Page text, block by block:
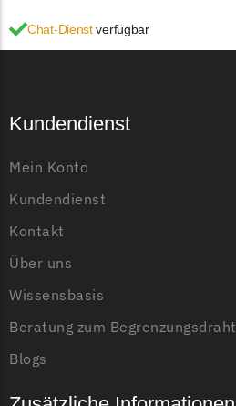
Chat-Dienstverfügbar
Kundendienst
Mein Konto
Kundendienst
Kontakt
Über uns
Wissensbasis
Beratung zum Begrenzungsdraht
Blogs